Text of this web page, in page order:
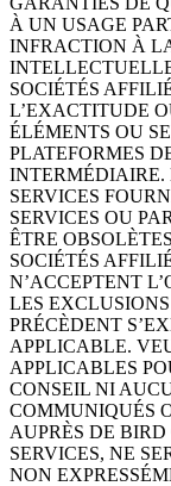
À UN USAGE
INFRACTION À
SOCIÉTÉS
L’EXACTITUDE
ÉLÉMENTS OU
PLATEFORMES
INTERMÉDIAIRE.
SERVICES
SERVICES OU
ÊTRE
SOCIÉTÉS
N’ACCEPTENT
LES
PRÉCÈDENT
APPLICABLE.
APPLICABLES
CONSEIL NI
COMMUNIQUÉS
AUPRÈS DE
SERVICES, NE
NON